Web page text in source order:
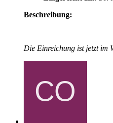
Beschreibung:
Die Einreichung ist jetzt im